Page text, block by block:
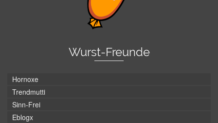
Wurst-Freunde
Hornoxe
Trendmutti
Sinn-Frei
Eblogx